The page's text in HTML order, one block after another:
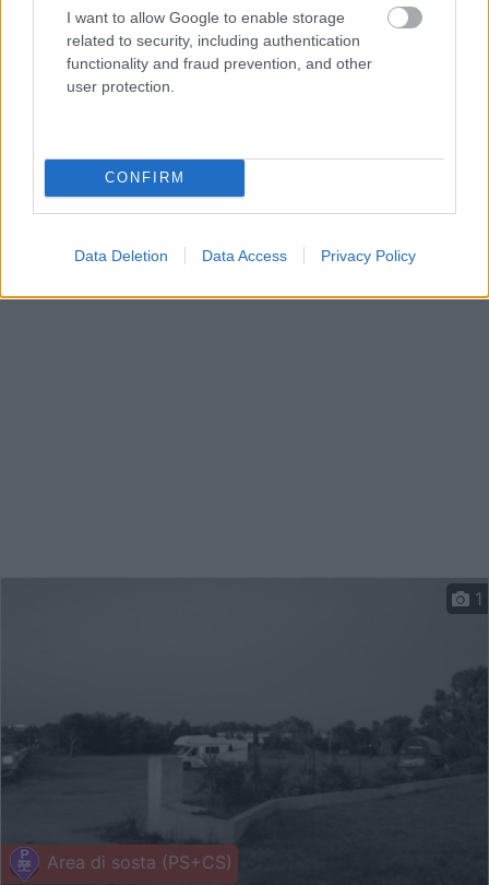
I want to allow Google to enable storage
related to security, including authentication
functionality and fraud prevention, and other
user protection.
CONFIRM
Data Deletion Data Access Privacy Policy
Agriturismo Sa Murta
10 1
Area di sosta c/o agriturismo
Località Peddio
Area di sosta (PS+CS)
1